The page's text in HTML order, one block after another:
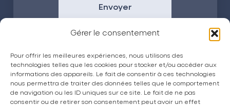
Gérer le consentement
Pour offrir les meilleures expériences, nous utilisons des
technologies telles que les cookies pour stocker et/ou accéder aux
informations des appareils. Le fait de consentir à ces technologies
nous permettra de traiter des données telles que le comportement
de navigation ou les ID uniques sur ce site. Le fait de ne pas
consentir ou de retirer son consentement peut avoir un effet
Envoyer
La CPTS Trésor